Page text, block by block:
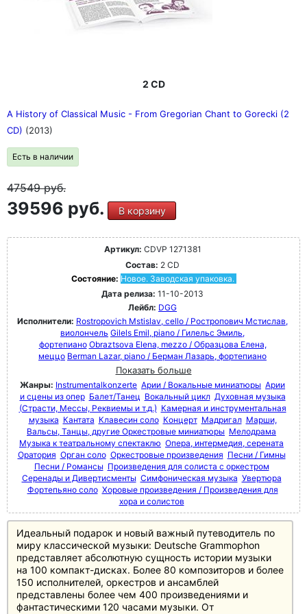
2 CD
A History of Classical Music - From Gregorian Chant to Gorecki (2
CD) (2013)
Есть в наличии
47549руб.
39596 руб. В корзину
Артикул: CDVP 1271381
Состав: 2 CD
Состояние: Новое. Заводская упаковка.
Дата релиза: 11-10-2013
Лейбл: DGG
Исполнители: Rostropovich Mstislav, cello / Ростропович Мстислав,
виолончель Gilels Emil, piano / Гилельс Эмиль,
фортепиано Obraztsova Elena, mezzo / Образцова Елена,
меццо Berman Lazar, piano / Берман Лазарь, фортепиано
Показать больше
Жанры: Instrumentalkonzerte Арии / Вокальные миниатюры Арии
и сцены из опер Балет/Танец Вокальный цикл Духовная музыка
(Страсти, Мессы, Реквиемы и т.д.) Камерная и инструментальная
музыка Кантата Клавесин соло Концерт Мадригал Марши,
Вальсы, Танцы, другие Оркестровые миниатюры Мелодрама
Музыка к театральному спектаклю Опера, интермедия, серената
Оратория Орган соло Оркестровые произведения Песни / Гимны
Песни / Романсы Произведения для солиста с оркестром
Серенады и Дивертисменты Симфоническая музыка Увертюра
Фортепьяно соло Хоровые произведения / Произведения для
хора и солистов
Идеальный подарок и новый важный путеводитель по
миру классической музыки: Deutsche Grammophon
представляет абсолютную сущность истории музыки
на 100 компакт-дисках. Более 80 композиторов и более
150 исполнителей, оркестров и ансамблей
представлены более чем 400 произведениями и
фантастическими 120 часами музыки. От